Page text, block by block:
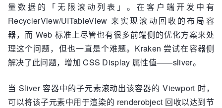
量数据的「无限滚动列表」。在客户端开发中有
RecyclerView/UITableView 来实现滚动回收的布局容
器，而 Web 标准上尽管也有很多前端侧的优化方案来处
理这个问题，但也一直是个难题。Kraken 尝试在容器侧
解决了此问题，增加 CSS Display 属性值——sliver。
当 Sliver 容器中的子元素滚动出该容器的 Viewport 时，
可以将该子元素中用于渲染的 renderobject 回收以达到节